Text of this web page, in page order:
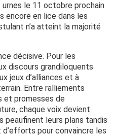
le 11 octobre prochain
encore en lice dans les
n’a atteint la majorité
décisive. Pour les
discours grandiloquents
jeux d’alliances et à
Entre ralliements
et promesses de
chaque voix devient
leurs plans tandis
pour convaincre les